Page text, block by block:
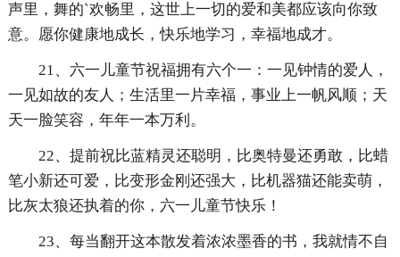
声里，舞的`欢畅里，这世上一切的爱和美都应该向你致
意。愿你健康地成长，快乐地学习，幸福地成才。
21、六一儿童节祝福拥有六个一：一见钟情的爱人，
一见如故的友人；生活里一片幸福，事业上一帆风顺；天
天一脸笑容，年年一本万利。
22、提前祝比蓝精灵还聪明，比奥特曼还勇敢，比蜡
笔小新还可爱，比变形金刚还强大，比机器猫还能卖萌，
比灰太狼还执着的你，六一儿童节快乐！
23、每当翻开这本散发着浓浓墨香的书，我就情不自